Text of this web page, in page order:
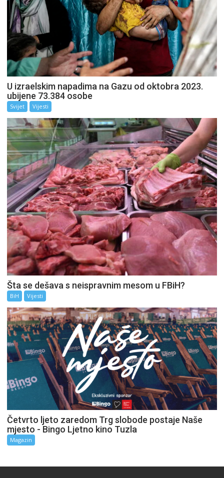
U izraelskim napadima na Gazu od oktobra 2023.
ubijene 73.384 osobe
Svijet Vijesti
Šta se dešava s neispravnim mesom u FBiH?
BiH Vijesti
Četvrto ljeto zaredom Trg slobode postaje Naše
mjesto - Bingo Ljetno kino Tuzla
Magazin